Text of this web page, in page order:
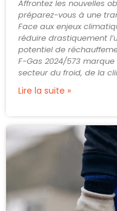
Affrontez les nouvelles
préparez-vous à une
Face aux enjeux
réduire drastiquement
potentiel de
F-Gas 2024/573
secteur du froid, de la
Lire la suite »